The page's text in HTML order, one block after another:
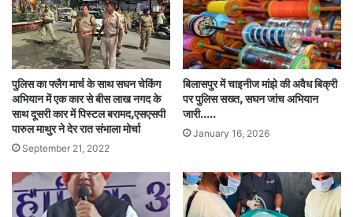
पुलिस का फ्लैग मार्च के साथ सघन चेकिंग
अभियान में एक कार से बीस लाख नगद के
साथ दूसरी कार में पिस्टल बरामद,एसएसपी
पारुल माथुर ने देर रात संभाला मोर्चा
September 21, 2022
बिलासपुर में चाइनीज मांझे की अवैध बिक्री
पर पुलिस सख्त, सघन जांच अभियान
जारी…..
January 16, 2026